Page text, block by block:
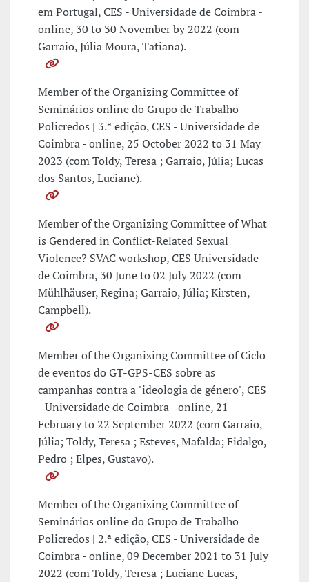
em Portugal, CES - Universidade de Coimbra -
online, 30 to 30 November by 2022 (com
Garraio, Júlia Moura, Tatiana).
Member of the Organizing Committee of
Seminários online do Grupo de Trabalho
Policredos | 3.ª edição, CES - Universidade de
Coimbra - online, 25 October 2022 to 31 May
2023 (com Toldy, Teresa ; Garraio, Júlia; Lucas
dos Santos, Luciane).
Member of the Organizing Committee of What
is Gendered in Conflict-Related Sexual
Violence? SVAC workshop, CES Universidade
de Coimbra, 30 June to 02 July 2022 (com
Mühlhäuser, Regina; Garraio, Júlia; Kirsten,
Campbell).
Member of the Organizing Committee of Ciclo
de eventos do GT-GPS-CES sobre as
campanhas contra a "ideologia de género", CES
- Universidade de Coimbra - online, 21
February to 22 September 2022 (com Garraio,
Júlia; Toldy, Teresa ; Esteves, Mafalda; Fidalgo,
Pedro ; Elpes, Gustavo).
Member of the Organizing Committee of
Seminários online do Grupo de Trabalho
Policredos | 2.ª edição, CES - Universidade de
Coimbra - online, 09 December 2021 to 31 July
2022 (com Toldy, Teresa ; Luciane Lucas,